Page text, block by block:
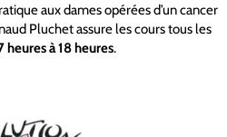
aux dames opérées d’un cancer
Pluchet assure les cours tous les
heures à 18 heures.